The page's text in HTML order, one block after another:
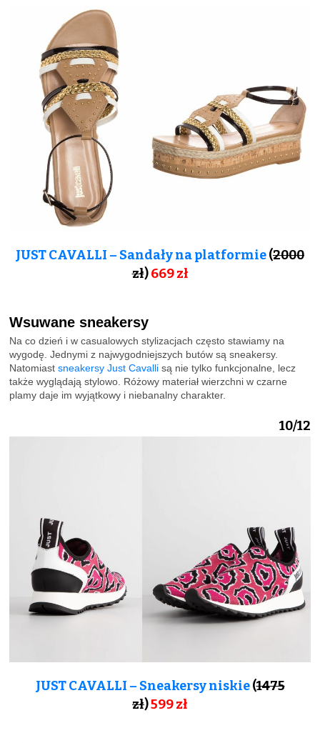
JUST CAVALLI – Sandały na platformie(2000
zł)669zł
Wsuwane sneakersy
Na co dzień i w casualowych stylizacjach często stawiamy na
wygodę. Jednymi z najwygodniejszych butów są sneakersy.
Natomiast sneakersy Just Cavalli są nie tylko funkcjonalne, lecz
także wyglądają stylowo. Różowy materiał wierzchni w czarne
plamy daje im wyjątkowy i niebanalny charakter.
10/12
JUST CAVALLI – Sneakersy niskie(1475
zł)599zł